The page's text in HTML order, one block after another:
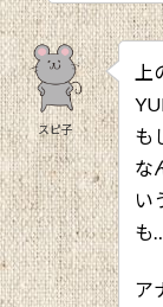
スピ子
も
な
い
も
ア